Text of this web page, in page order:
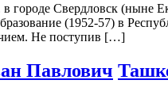
Свердловск (ныне
(1952-57) в
Не поступив […]
Павлович